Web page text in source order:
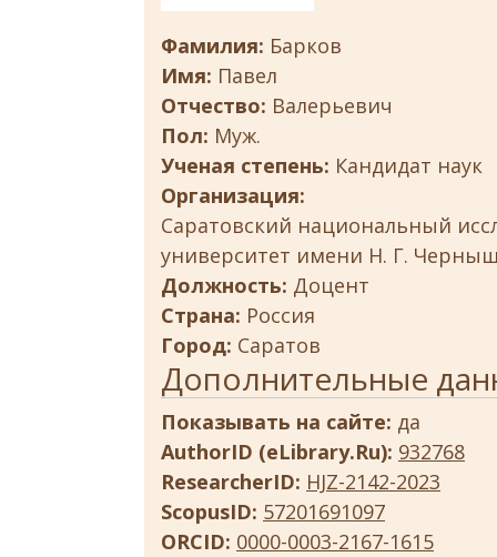
Фамилия: Барков
Имя: Павел
Отчество: Валерьевич
Пол: Муж.
Ученая степень: Кандидат наук
Организация:
Саратовский национальный
университет имени Н. Г.
Должность: Доцент
Страна: Россия
Город: Саратов
Дополнительные
Показывать на сайте: да
AuthorID (eLibrary.Ru): 932768
ResearcherID: HJZ-2142-2023
ScopusID: 57201691097
ORCID: 0000-0003-2167-1615